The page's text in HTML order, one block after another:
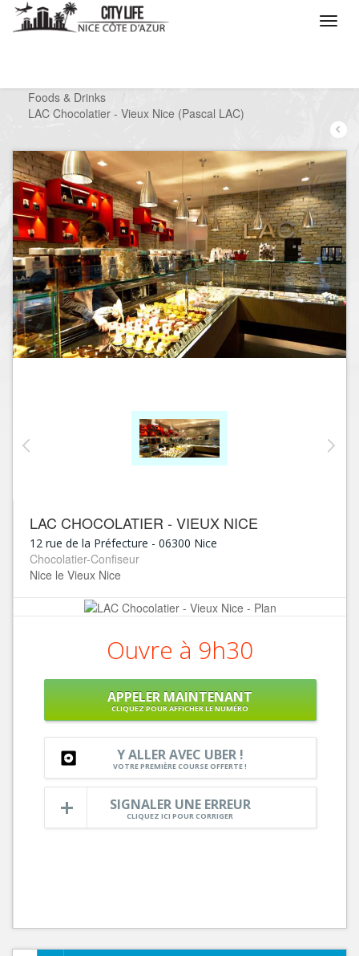
Foods & Drinks
/
LAC Chocolatier - Vieux Nice (Pascal LAC)
LAC CHOCOLATIER - VIEUX NICE
12 rue de la Préfecture - 06300 Nice
Chocolatier-Confiseur
Nice le Vieux Nice
Ouvre à 9h30
APPELER MAINTENANT
CLIQUEZ POUR AFFICHER LE NUMÉRO
Y ALLER AVEC UBER !
VOTRE PREMIÈRE COURSE OFFERTE !
SIGNALER UNE ERREUR
CLIQUEZ ICI POUR CORRIGER